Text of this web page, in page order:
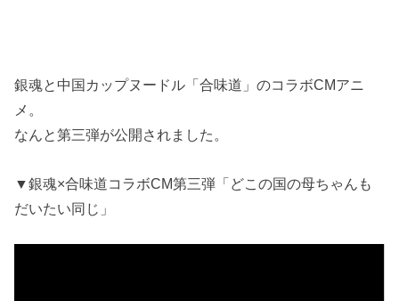
銀魂と中国カップヌードル「合味道」のコラボCMアニ
メ。
なんと第三弾が公開されました。
▼銀魂×合味道コラボCM第三弾「どこの国の母ちゃんも
だいたい同じ」